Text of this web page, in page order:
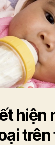
hiện
trên